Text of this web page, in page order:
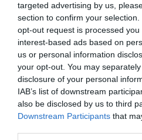
targeted advertising by us,
section to confirm your
opt-out request is processed
interest-based ads based on
us or personal information
your opt-out. You may
disclosure of your personal
IAB’s list of downstream
also be disclosed by us to third
Downstream Participants that
OPINIÓN
“Sánchez es un
abandonado a su
España. Tenemos
connivencia con
Hispanidad 06/08/26
SOCIEDAD
Ceuta y Melilla, las
Eulogio López 06/08/